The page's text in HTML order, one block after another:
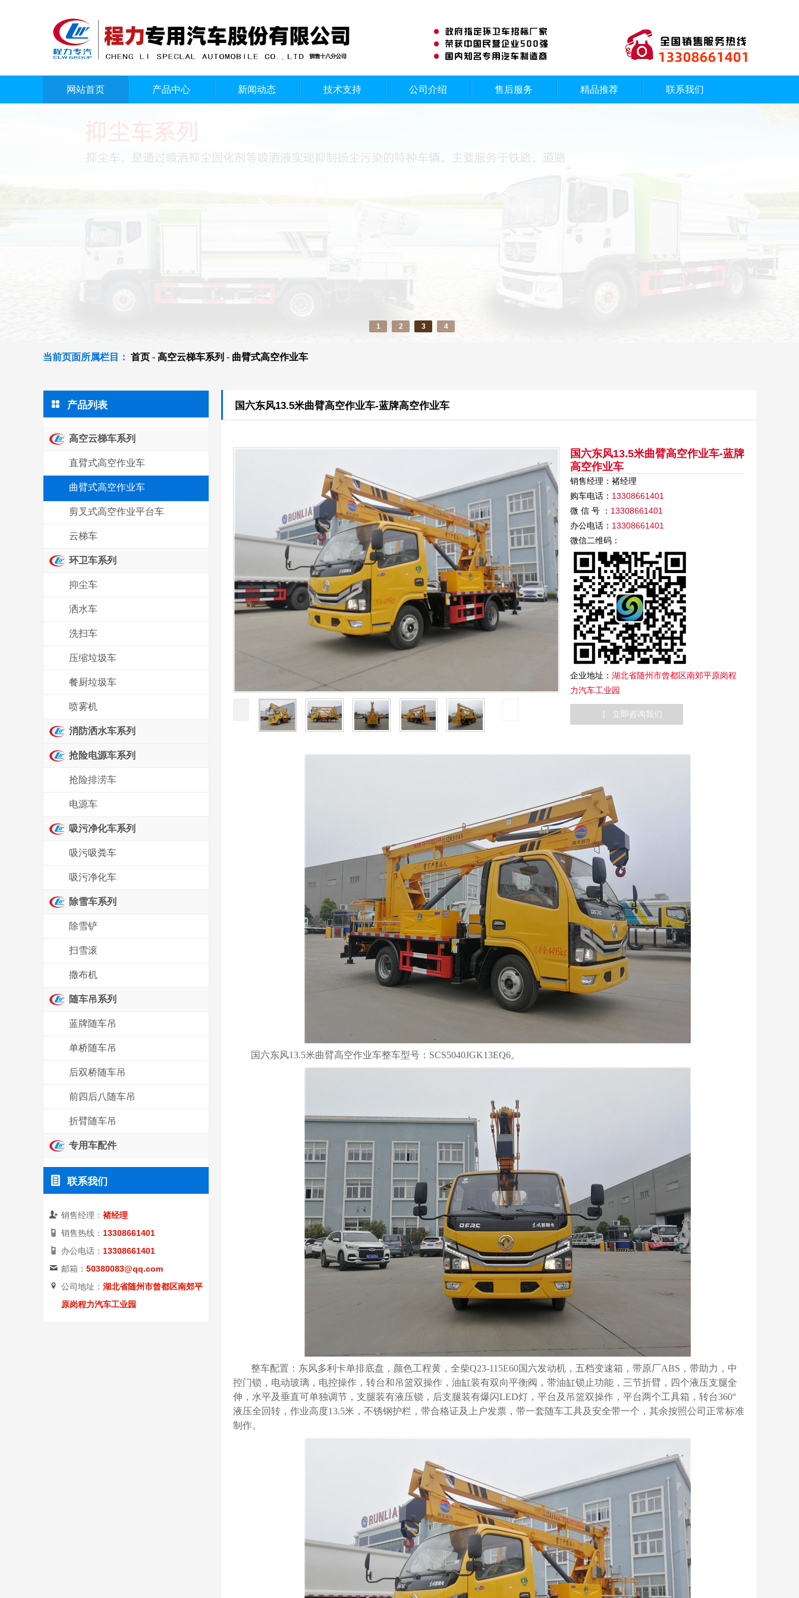
网站首页 产品中心 新闻动态 技术支持 公司介绍 售后服务 精品推荐 联系我们
1 2 3 4
当前页面所属栏目： 首页 - 高空云梯车系列 - 曲臂式高空作业车
 产品列表
高空云梯车系列
直臂式高空作业车
曲臂式高空作业车
剪叉式高空作业平台车
云梯车
环卫车系列
抑尘车
洒水车
洗扫车
压缩垃圾车
餐厨垃圾车
喷雾机
消防洒水车系列
抢险电源车系列
抢险排涝车
电源车
吸污净化车系列
吸污吸粪车
吸污净化车
除雪车系列
除雪铲
扫雪滚
撒布机
随车吊系列
蓝牌随车吊
单桥随车吊
后双桥随车吊
前四后八随车吊
折臂随车吊
专用车配件
联系我们

 销售经理： 褚经理

销售热线： 13308661401

办公电话： 13308661401
 邮箱： 50380083@qq.com
 公司地址： 湖北省随州市曾都区南郊平
原岗程力汽车工业园
国六东风13.5米曲臂高空作业车-蓝牌高空作业车
国六东风13.5米曲臂高空作业车-蓝牌
高空作业车
销售经理：褚经理
购车电话： 13308661401
微 信 号 ： 13308661401
办公电话： 13308661401
微信二维码：
企业地址： 湖北省随州市曾都区南郊平原岗程
力汽车工业园
| 立即咨询我们
国六东风13.5米曲臂高空作业车整车型号：SCS5040JGK13EQ6。
整车配置：东风多利卡单排底盘，颜色工程黄，全柴Q23-115E60国六发动机，五档变速箱，带原厂ABS，带助力，中
控门锁，电动玻璃，电控操作，转台和吊篮双操作，油缸装有双向平衡阀，带油缸锁止功能，三节折臂，四个液压支腿全
伸，水平及垂直可单独调节，支腿装有液压锁，后支腿装有爆闪LED灯，平台及吊篮双操作，平台两个工具箱，转台360°
液压全回转，作业高度13.5米，不锈钢护栏，带合格证及上户发票，带一套随车工具及安全带一个，其余按照公司正常标准
制作。